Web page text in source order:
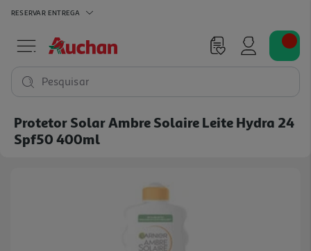
RESERVAR ENTREGA
Pesquisar
Protetor Solar Ambre Solaire Leite Hydra 24
Spf50 400ml